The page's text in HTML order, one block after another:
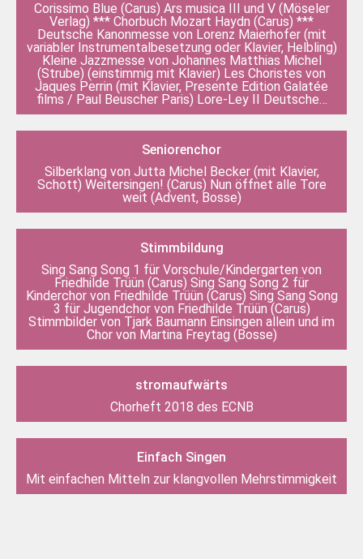
Corissimo Blue (Carus) Ars musica III und V (Möseler
Verlag) *** Chorbuch Mozart Haydn (Carus) ***
Deutsche Kanonmesse von Lorenz Maierhofer (mit
variabler Instrumentalbesetzung oder Klavier, Helbling)
Kleine Jazzmesse von Johannes Matthias Michel
(Strube) (einstimmig mit Klavier) Les Choristes von
Jaques Perrin (mit Klavier, Presente Edition Galatée
films / Paul Beuscher Paris) Lore-Ley II Deutsche…
Seniorenchor
Silberklang von Jutta Michel Becker (mit Klavier,
Schott) Weitersingen! (Carus) Nun öffnet alle Tore
weit (Advent, Bosse)
Stimmbildung
Sing Sang Song 1 für Vorschule/Kindergarten von
Friedhilde Trüün (Carus) Sing Sang Song 2 für
Kinderchor von Friedhilde Trüün (Carus) Sing Sang Song
3 für Jugendchor von Friedhilde Trüün (Carus)
Stimmbilder von Tjark Baumann Einsingen allein und im
Chor von Martina Freytag (Bosse)
stromaufwärts
Chorheft 2018 des ECNB
Einfach Singen
Mit einfachen Mitteln zur klangvollen Mehrstimmigkeit